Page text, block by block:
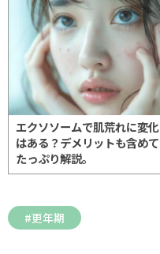
エクソソームで肌荒れに変化
はある？デメリットも含めて
たっぷり解説。
更年期